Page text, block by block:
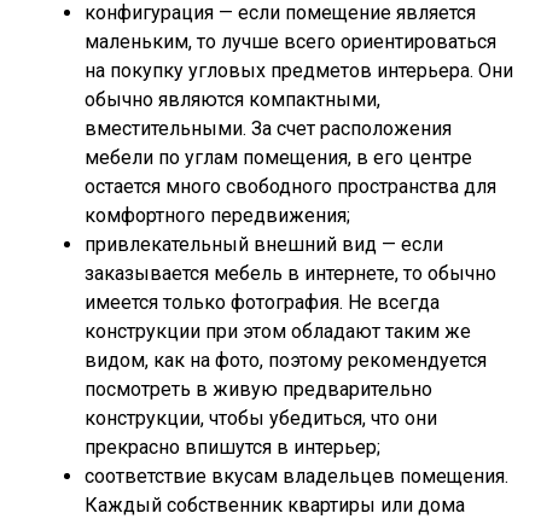
конфигурация — если помещение является
маленьким, то лучше всего ориентироваться
на покупку угловых предметов интерьера. Они
обычно являются компактными,
вместительными. За счет расположения
мебели по углам помещения, в его центре
остается много свободного пространства для
комфортного передвижения;
привлекательный внешний вид — если
заказывается мебель в интернете, то обычно
имеется только фотография. Не всегда
конструкции при этом обладают таким же
видом, как на фото, поэтому рекомендуется
посмотреть в живую предварительно
конструкции, чтобы убедиться, что они
прекрасно впишутся в интерьер;
соответствие вкусам владельцев помещения.
Каждый собственник квартиры или дома